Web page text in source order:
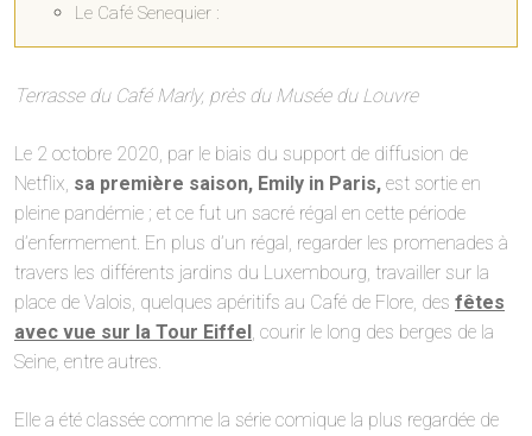
Le Café Senequier :
Terrasse du Café Marly, près du Musée du Louvre
Le 2 octobre 2020, par le biais du support de diffusion de
Netflix, sa première saison, Emily in Paris, est sortie en
pleine pandémie ; et ce fut un sacré régal en cette période
d’enfermement. En plus d’un régal, regarder les promenades à
travers les différents jardins du Luxembourg, travailler sur la
place de Valois, quelques apéritifs au Café de Flore, des fêtes
avec vue sur la Tour Eiffel , courir le long des berges de la
Seine, entre autres.
Elle a été classée comme la série comique la plus regardée de